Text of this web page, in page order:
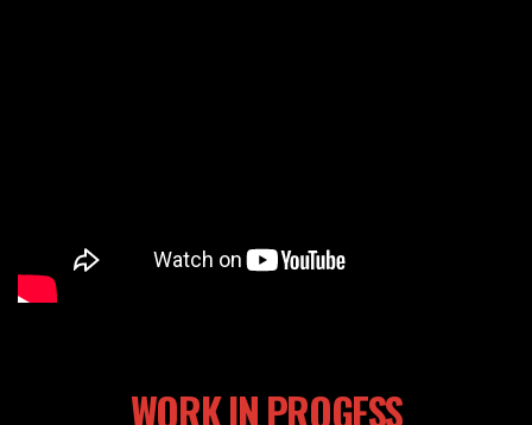
WORK IN PROGESS